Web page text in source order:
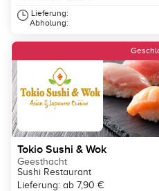
Lieferung:
Abholung:
Tokio Sushi & Wok
Geesthacht
Sushi Restaurant
Lieferung: ab 7,90 €